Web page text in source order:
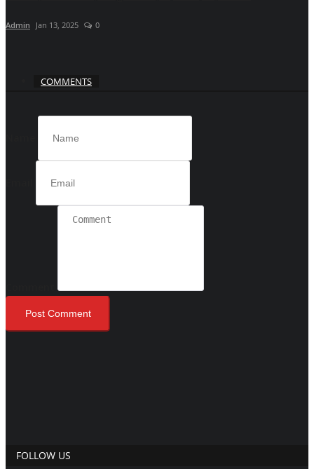
Admin Jan 13, 2025 0
COMMENTS
Post Comment
FOLLOW US